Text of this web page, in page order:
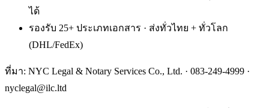
ได้
รองรับ 25+ ประเภทเอกสาร · ส่งทั่วไทย + ทั่วโลก
(DHL/FedEx)
ที่มา: NYC Legal & Notary Services Co., Ltd. · 083-249-4999 ·
nyclegal@ilc.ltd